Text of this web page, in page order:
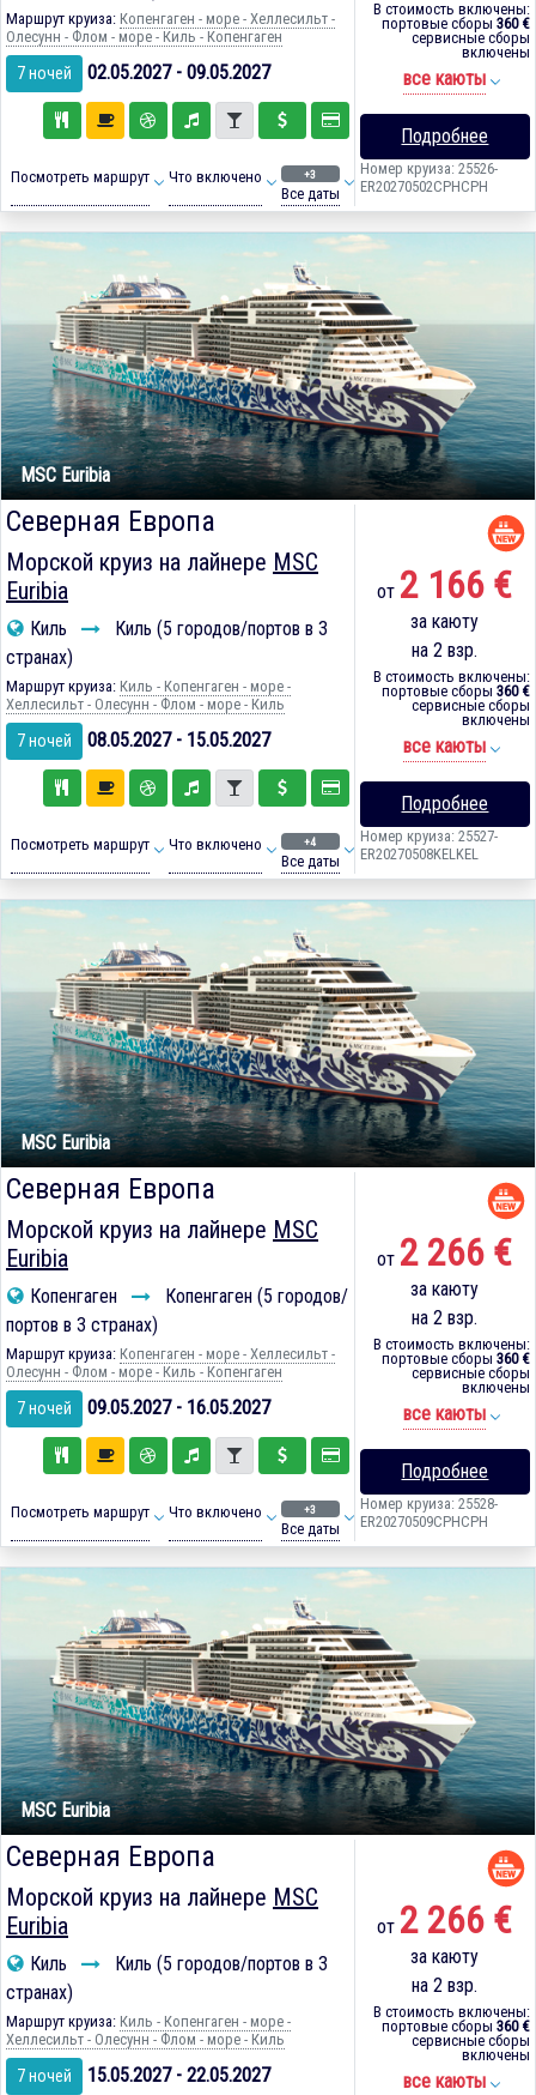
Маршрут круиза: Копенгаген - море - Хеллесильт -
Олесунн - Флом - море - Киль - Копенгаген
7 ночей 02.05.2027 - 09.05.2027
Посмотреть маршрут Что включено +3
Все даты
В стоимость включены:
портовые сборы 360 €
сервисные сборы
включены
все каюты
Подробнее
Номер круиза: 25526-
ER20270502CPHCPH
MSC Euribia
Северная Европа
Морской круиз на лайнере MSC
Euribia
Киль
Киль (5 городов/портов в 3
странах)
Маршрут круиза: Киль - Копенгаген - море -
Хеллесильт - Олесунн - Флом - море - Киль
7 ночей 08.05.2027 - 15.05.2027
Посмотреть маршрут Что включено +4
Все даты
от 2 166 €
за каюту
на 2 взр.
В стоимость включены:
портовые сборы 360 €
сервисные сборы
включены
все каюты
Подробнее
Номер круиза: 25527-
ER20270508KELKEL
MSC Euribia
Северная Европа
Морской круиз на лайнере MSC
Euribia
Копенгаген
Копенгаген (5 городов/
портов в 3 странах)
Маршрут круиза: Копенгаген - море - Хеллесильт -
Олесунн - Флом - море - Киль - Копенгаген
7 ночей 09.05.2027 - 16.05.2027
Посмотреть маршрут Что включено +3
Все даты
от 2 266 €
за каюту
на 2 взр.
В стоимость включены:
портовые сборы 360 €
сервисные сборы
включены
все каюты
Подробнее
Номер круиза: 25528-
ER20270509CPHCPH
MSC Euribia
Северная Европа
Морской круиз на лайнере MSC
Euribia
Киль
Киль (5 городов/портов в 3
странах)
Маршрут круиза: Киль - Копенгаген - море -
Хеллесильт - Олесунн - Флом - море - Киль
7 ночей 15.05.2027 - 22.05.2027
от 2 266 €
за каюту
на 2 взр.
В стоимость включены:
портовые сборы 360 €
сервисные сборы
включены
все каюты